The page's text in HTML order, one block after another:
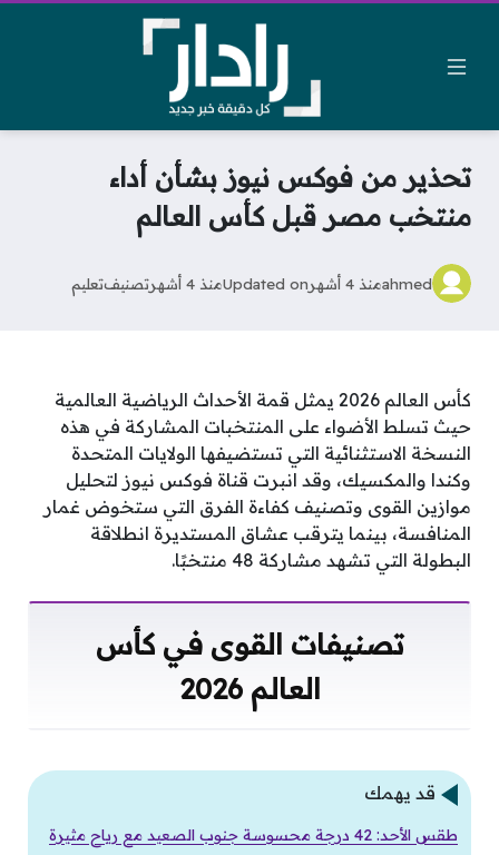
تحذير من فوكس نيوز بشأن أداء
منتخب مصر قبل كأس العالم
ahmedمنذ 4 أشهر Updated onمنذ 4 أشهر تصنيفتعليم
كأس العالم 2026 يمثل قمة الأحداث الرياضية العالمية
حيث تسلط الأضواء على المنتخبات المشاركة في هذه
النسخة الاستثنائية التي تستضيفها الولايات المتحدة
وكندا والمكسيك، وقد انبرت قناة فوكس نيوز لتحليل
موازين القوى وتصنيف كفاءة الفرق التي ستخوض غمار
المنافسة، بينما يترقب عشاق المستديرة انطلاقة
البطولة التي تشهد مشاركة 48 منتخبًا.
تصنيفات القوى في كأس
العالم 2026
قد يهمك
طقس الأحد: 42 درجة محسوسة جنوب الصعيد مع رياح مثيرة